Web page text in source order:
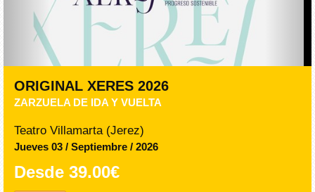
ORIGINAL XERES 2026
ZARZUELA DE IDA Y VUELTA
Teatro Villamarta (Jerez)
Jueves 03 / Septiembre / 2026
Desde 39.00€